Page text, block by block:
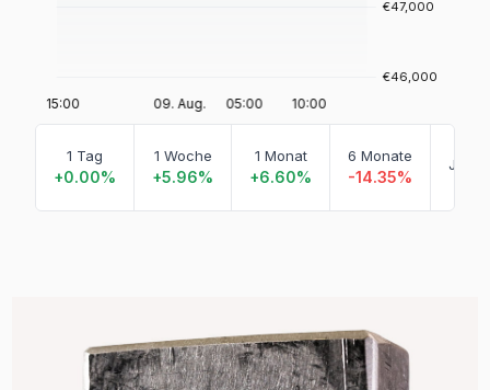
1 Tag
+0.00%
1 Woche
+5.96%
1 Monat
+6.60%
6 Monate
-14.35%